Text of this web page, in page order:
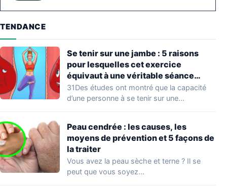
TENDANCE
Se tenir sur une jambe : 5 raisons
pour lesquelles cet exercice
équivaut à une véritable séance
d’entraînement
31Des études ont montré que la capacité
d’une personne à se tenir sur une…
Peau cendrée : les causes, les
moyens de prévention et 5 façons de
la traiter
Vous avez la peau sèche et terne ? Il se
peut que vous soyez…